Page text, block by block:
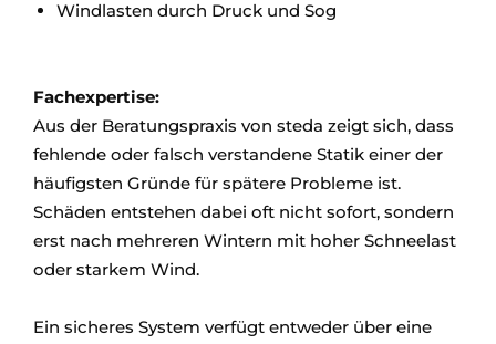
Windlasten durch Druck und Sog
Fachexpertise:
Aus der Beratungspraxis von steda zeigt sich, dass
fehlende oder falsch verstandene Statik einer der
häufigsten Gründe für spätere Probleme ist.
Schäden entstehen dabei oft nicht sofort, sondern
erst nach mehreren Wintern mit hoher Schneelast
oder starkem Wind.
Ein sicheres System verfügt entweder über eine